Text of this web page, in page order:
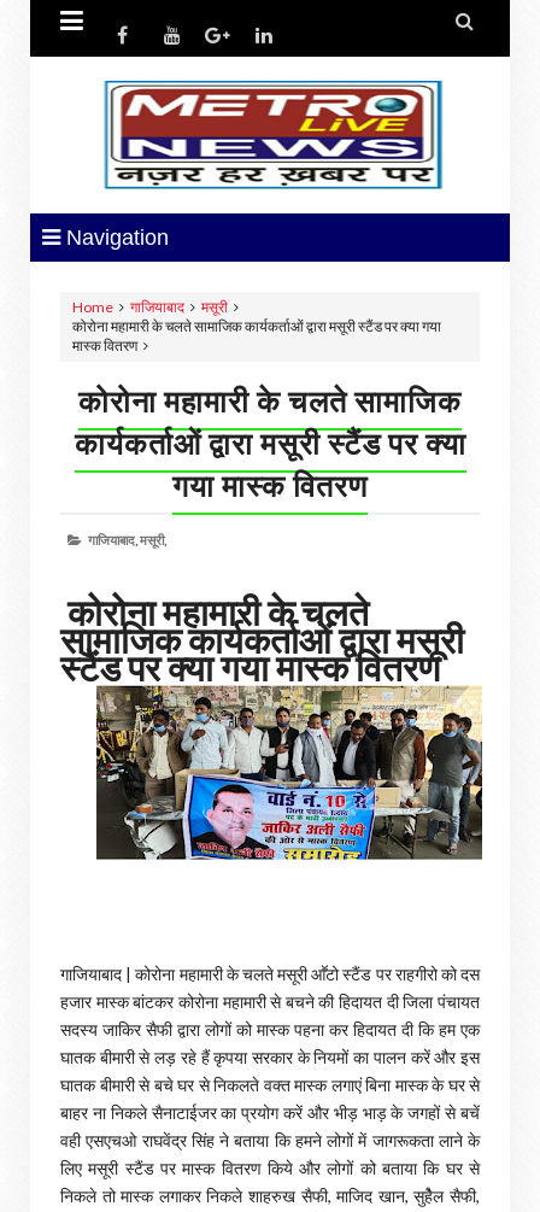
 
Navigation
Home गाजियाबाद
मसूरी
कोरोना महामारी के चलते सामाजिक कार्यकर्ताओं द्वारा मसूरी स्टैंड पर क्या गया
मास्क वितरण
कोरोना महामारी के चलते सामाजिक
कार्यकर्ताओं द्वारा मसूरी स्टैंड पर क्या
गया मास्क वितरण
गाजियाबाद,मसूरी,
कोरोना महामारी के चलते
सामाजिक कार्यकर्ताओं द्वारा मसूरी
स्टैंड पर क्या गया मास्क वितरण
गाजियाबाद | कोरोना महामारी के चलते मसूरी आॕटो स्टैंड पर राहगीरो को दस
हजार मास्क बांटकर कोरोना महामारी से बचने की हिदायत दी जिला पंचायत
सदस्य जाकिर सैफी द्वारा लोगों को मास्क पहना कर हिदायत दी कि हम एक
घातक बीमारी से लड़ रहे हैं कृपया सरकार के नियमों का पालन करें और इस
घातक बीमारी से बचे घर से निकलते वक्त मास्क लगाएं बिना मास्क के घर से
बाहर ना निकले सैनाटाईजर का प्रयोग करें और भीड़ भाड़ के जगहों से बचें
वही एसएचओ राघवेंद्र सिंह ने बताया कि हमने लोगों में जागरूकता लाने के
लिए मसूरी स्टैंड पर मास्क वितरण किये और लोगों को बताया कि घर से
निकले तो मास्क लगाकर निकले शाहरुख सैफी, माजिद खान, सुहेैल सैफी,